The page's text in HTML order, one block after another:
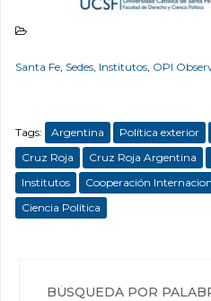
Santa Fe, Sedes, Institutos, OPI
Tags: Argentina Política exterior
Cruz Roja
Cruz Roja Argentina
Institutos
Cooperación
Ciencia Política
BÚSQUEDA POR